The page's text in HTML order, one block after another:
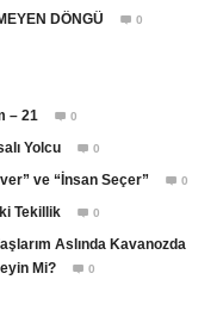
DÖNGÜ  0
– 21  0
Yolcu  0
ve “İnsan Seçer”  0
Tekillik  0
Aslında Kavanozda
Mi?
 0